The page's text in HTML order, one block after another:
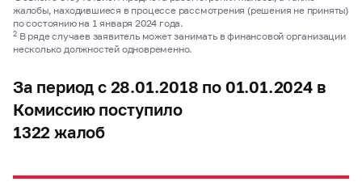
жалобы, находившиеся в процессе рассмотрения (решения не приняты)
по состоянию на 1 января 2024 года.
2В ряде случаев заявитель может занимать в финансовой организации
несколько должностей одновременно.
За период с 28.01.2018 по 01.01.2024 в
Комиссию поступило
1322 жалоб